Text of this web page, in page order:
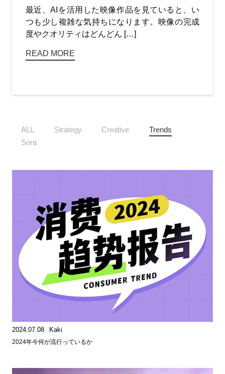
最近、AIを活用した映像作品を見ていると、い
つも少し複雑な気持ちになります。映像の完成
度やクオリティはどんどん […]
READ MORE
ALL Strategy Creative
Trends
Sora
2024.07.08 Kaki
2024年今何が流行っているか